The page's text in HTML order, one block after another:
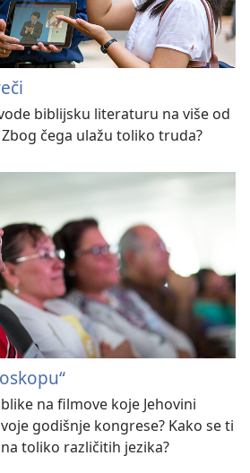
biblijsku literaturu na više od
čega ulažu toliko truda?
na filmove koje Jehovini
godišnje kongrese? Kako se ti
toliko različitih jezika?